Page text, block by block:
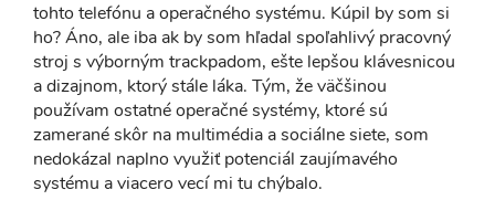
tohto telefónu a operačného systému. Kúpil by som si
ho? Áno, ale iba ak by som hľadal spoľahlivý pracovný
stroj s výborným trackpadom, ešte lepšou klávesnicou
a dizajnom, ktorý stále láka. Tým, že väčšinou
používam ostatné operačné systémy, ktoré sú
zamerané skôr na multimédia a sociálne siete, som
nedokázal naplno využiť potenciál zaujímavého
systému a viacero vecí mi tu chýbalo.